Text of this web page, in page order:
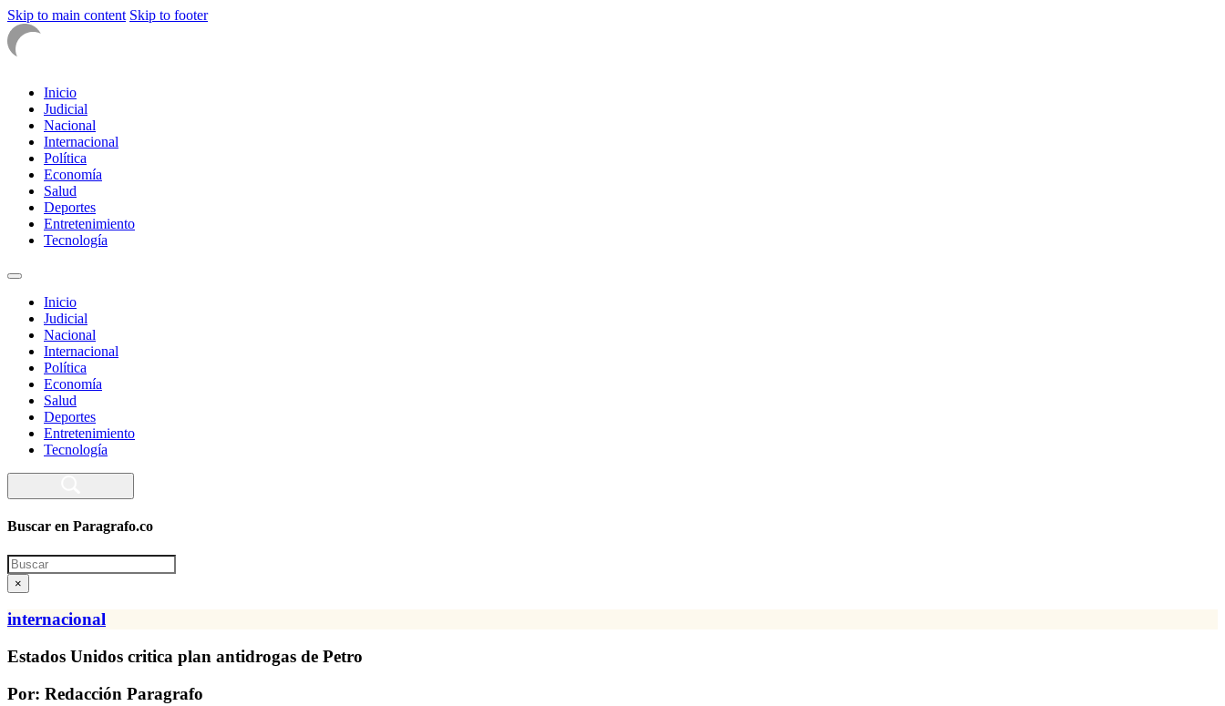
Skip to main content Skip to footer
Inicio
Judicial
Nacional
Internacional
Política
Economía
Salud
Deportes
Entretenimiento
Tecnología
Inicio
Judicial
Nacional
Internacional
Política
Economía
Salud
Deportes
Entretenimiento
Tecnología
Buscar en Paragrafo.co
Search
×
internacional
Estados Unidos critica plan antidrogas de Petro
Por: Redacción Paragrafo